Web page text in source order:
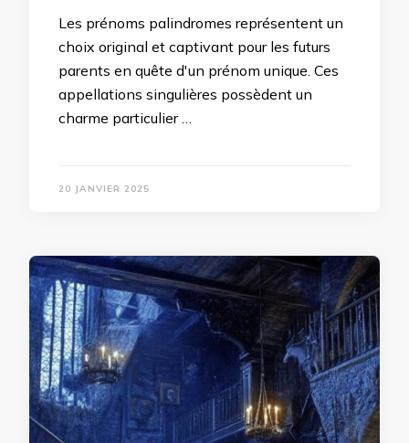
Les prénoms palindromes représentent un
choix original et captivant pour les futurs
parents en quête d'un prénom unique. Ces
appellations singulières possèdent un
charme particulier …
20 JANVIER 2025